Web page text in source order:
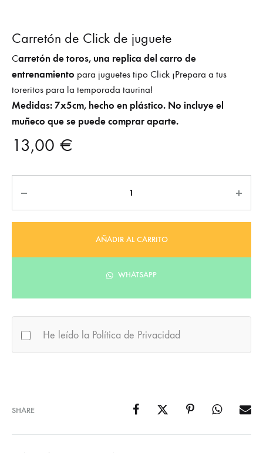
Carretón de Click de juguete
Carretón de toros, una replica del carro de
entrenamiento para juguetes tipo Click ¡Prepara a tus
toreritos para la temporada taurina!
Medidas: 7x5cm, hecho en plástico. No incluye el
muñeco que se puede comprar aparte.
13,00 €
AÑADIR AL CARRITO
WHATSAPP
He leído la Política de Privacidad
SHARE